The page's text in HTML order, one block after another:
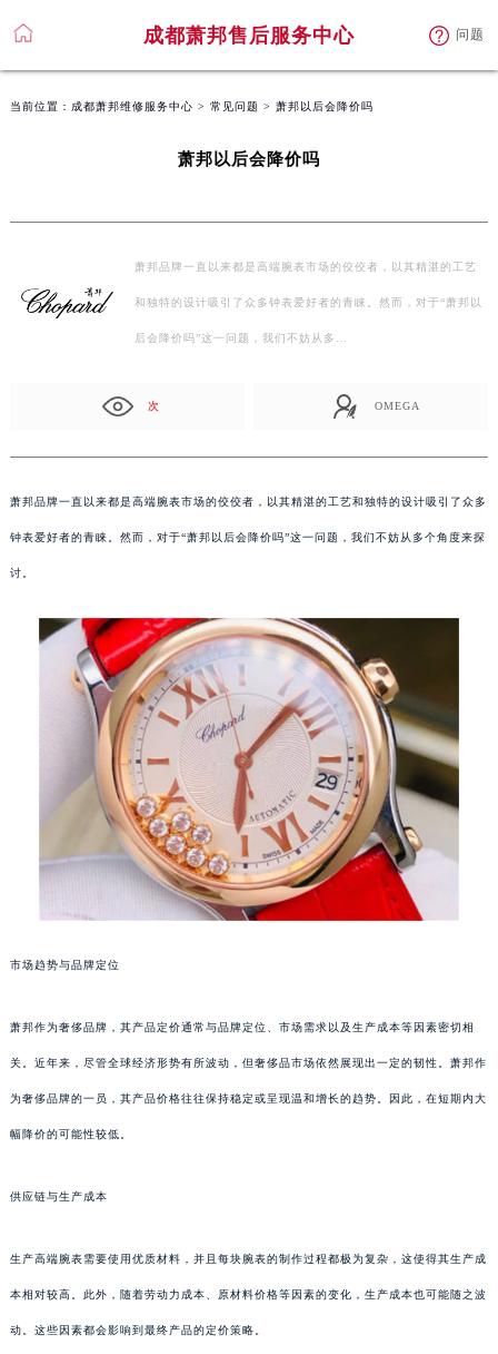
成都萧邦售后服务中心 问题
当前位置： 成都萧邦维修服务中心 > 常见问题 > 萧邦以后会降价吗
萧邦以后会降价吗
萧邦品牌一直以来都是高端腕表市场的佼佼者，以其精湛的工艺
和独特的设计吸引了众多钟表爱好者的青睐。然而，对于“萧邦以
后会降价吗”这一问题，我们不妨从多…
次 OMEGA
萧邦品牌一直以来都是高端腕表市场的佼佼者，以其精湛的工艺和独特的设计吸引了众多
钟表爱好者的青睐。然而，对于“萧邦以后会降价吗”这一问题，我们不妨从多个角度来探
讨。
市场趋势与品牌定位
萧邦作为奢侈品牌，其产品定价通常与品牌定位、市场需求以及生产成本等因素密切相
关。近年来，尽管全球经济形势有所波动，但奢侈品市场依然展现出一定的韧性。萧邦作
为奢侈品牌的一员，其产品价格往往保持稳定或呈现温和增长的趋势。因此，在短期内大
幅降价的可能性较低。
供应链与生产成本
生产高端腕表需要使用优质材料，并且每块腕表的制作过程都极为复杂，这使得其生产成
本相对较高。此外，随着劳动力成本、原材料价格等因素的变化，生产成本也可能随之波
动。这些因素都会影响到最终产品的定价策略。